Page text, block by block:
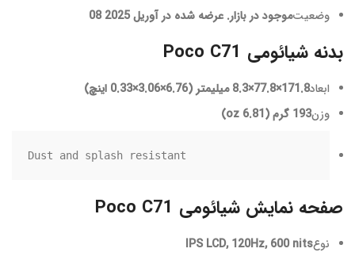
وضعیتموجود در بازار. عرضه شده در آوریل 2025 08
بدنه شیائومی Poco C71
ابعاد171.8×77.8×8.3 میلیمتر (6.76×3.06×0.33 اینچ)
وزن193 گرم (6.81 oz)
Dust and splash resistant
صفحه نمایش شیائومی Poco C71
نوعIPS LCD, 120Hz, 600 nits